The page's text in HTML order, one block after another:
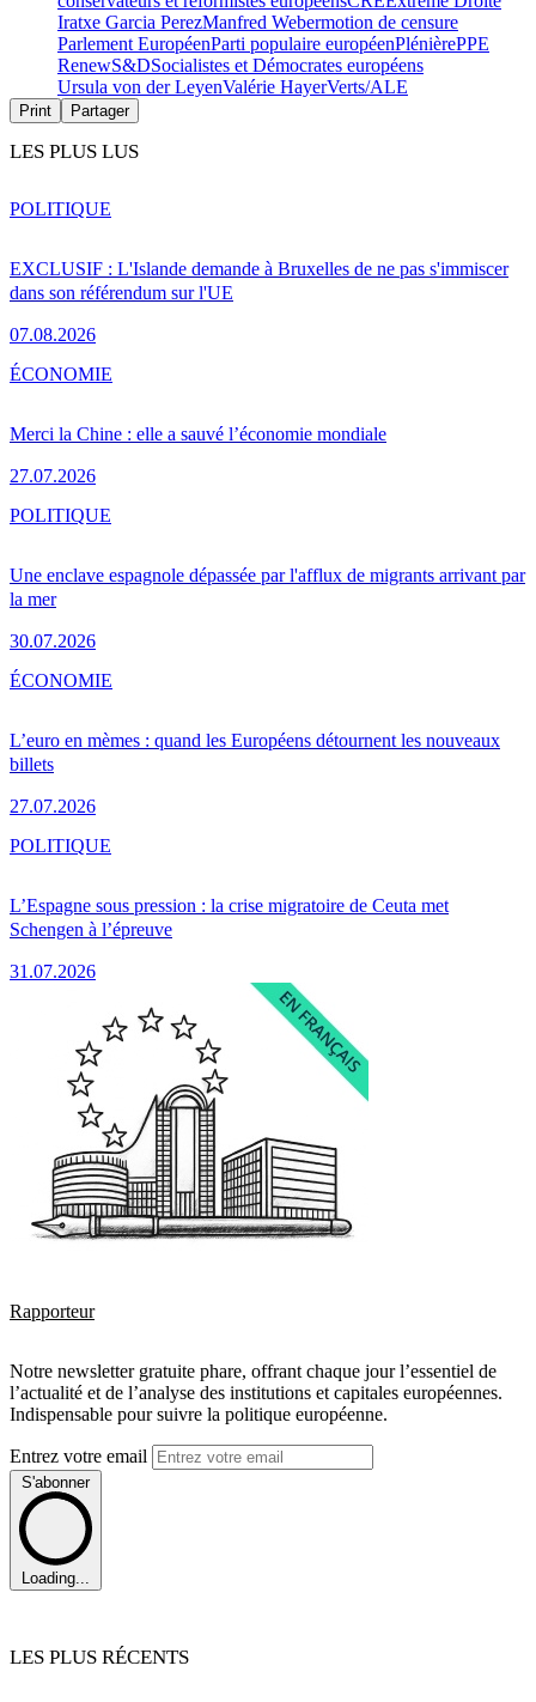
Iratxe Garcia PerezManfred Webermotion de censure
Parlement EuropéenParti populaire européenPlénièrePPE
RenewS&DSocialistes et Démocrates européens
Ursula von der LeyenValérie HayerVerts/ALE
Print Partager
LES PLUS LUS
EXCLUSIF : L'Islande demande à Bruxelles de ne pas s'immiscer
dans son référendum sur l'UE
07.08.2026
POLITIQUE
Merci la Chine : elle a sauvé l’économie mondiale
27.07.2026
ÉCONOMIE
Une enclave espagnole dépassée par l'afflux de migrants arrivant par
la mer
30.07.2026
POLITIQUE
L’euro en mèmes : quand les Européens détournent les nouveaux
billets
27.07.2026
ÉCONOMIE
L’Espagne sous pression : la crise migratoire de Ceuta met
Schengen à l’épreuve
31.07.2026
POLITIQUE
Rapporteur
Notre newsletter gratuite phare, offrant chaque jour l’essentiel de
l’actualité et de l’analyse des institutions et capitales européennes.
Indispensable pour suivre la politique européenne.
Entrez votre email
S'abonner
Loading...
LES PLUS RÉCENTS